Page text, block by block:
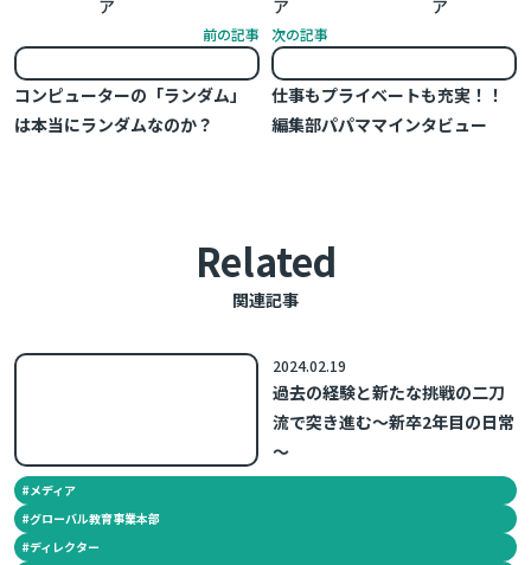
前の記事
コンピューターの「ランダム」
は本当にランダムなのか？
次の記事
仕事もプライベートも充実！！
編集部パパママインタビュー
関連記事
Related
過去の経験と新たな挑戦の二刀
流で突き進む～新卒2年目の日常
～
2024.02.19
#メディア
#グローバル教育事業本部
#ディレクター